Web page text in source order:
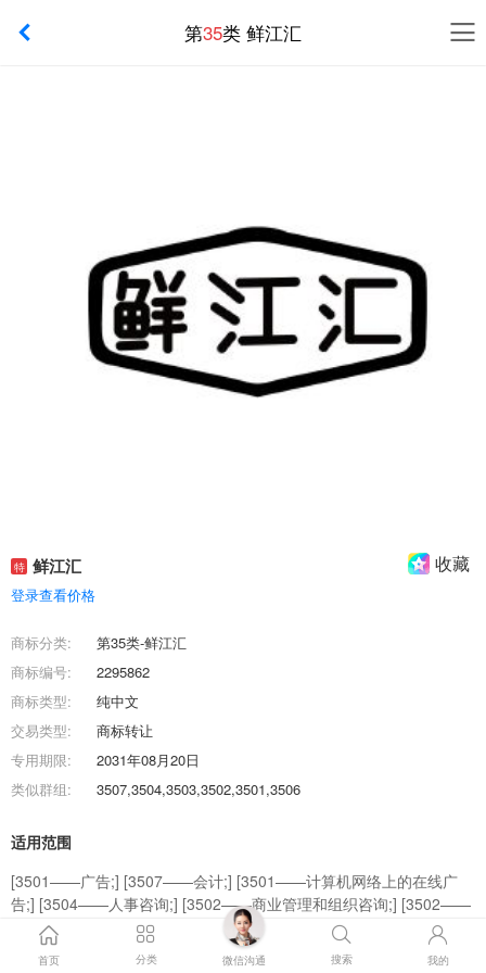
第35类 鲜江汇
特 鲜江汇 收藏
登录查看价格
商标分类:
第35类-鲜江汇
商标编号:
2295862
商标类型:
纯中文
交易类型:
商标转让
专用期限:
2031年08月20日
类似群组:
3507,3504,3503,3502,3501,3506
适用范围
[3501——广告;] [3507——会计;] [3501——计算机网络上的在线广
告;] [3504——人事咨询;] [3502——商业管理和组织咨询;] [3502——
特许经营的商业管理;] [3503——替他人推销;] [3501——为零售目的
在通信媒体上展示商品;] [3503——为商品和服务的买卖双方提供在线
首页 分类 微信沟通 搜索 我的